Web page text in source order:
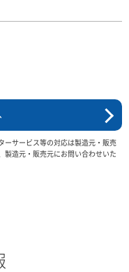
ーサービス等の対応は製造元・販売
製造元・販売元にお問い合わせいた